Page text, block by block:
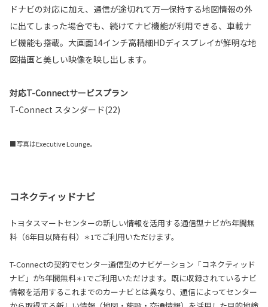
ドナビの対応に加え、通信が途切れて万一保持する地図情報の外
に出てしまった場合でも、続けてナビ機能が利用できる、車載ナ
ビ機能も搭載。大画面14インチ高精細HDディスプレイが鮮明な地
図描画と美しい映像を映し出します。
対応T-Connectサービスプラン
T-Connect スタンダード(22)
■写真はExecutive Lounge。
コネクティッドナビ
トヨタスマートセンターの新しい情報を活用する通信型ナビが5年間無
料（6年目以降有料）
＊1でご利用いただけます。
T-Connectの契約でセンター通信型のナビゲーション「コネクティッド
ナビ」が5年間無料＊1でご利用いただけます。既に収録されているナビ
情報を活用するこれまでのカーナビとは異なり、通信によってセンター